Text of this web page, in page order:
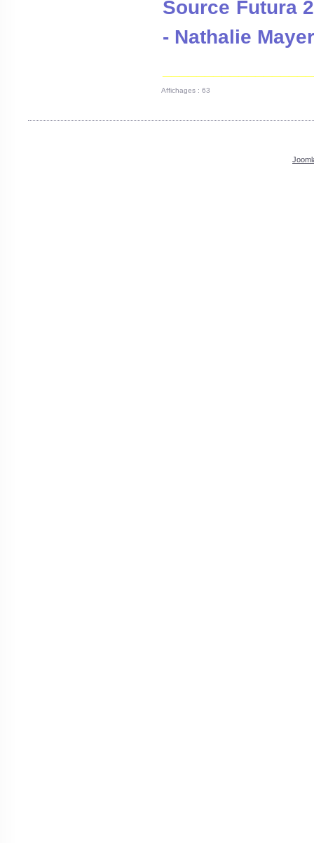
Source Futura
- Nathalie Mayer
Affichages : 63